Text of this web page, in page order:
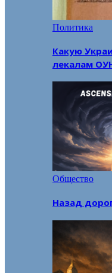
Политика
Какую
лекалам
Общество
Назад